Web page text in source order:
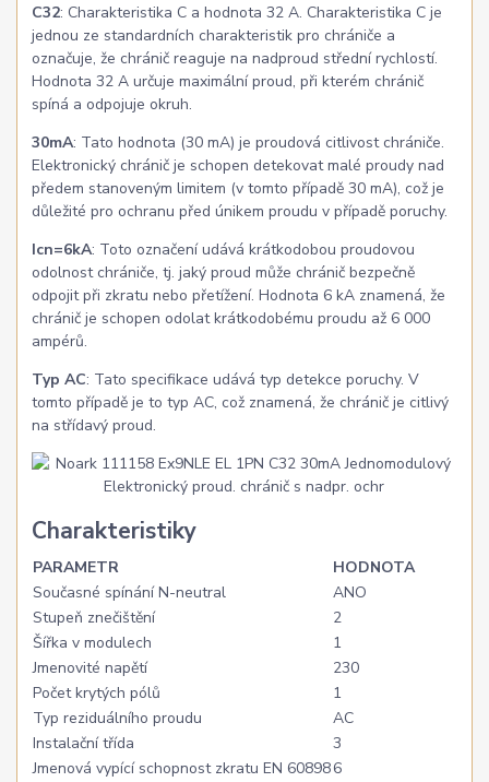
C32: Charakteristika C a hodnota 32 A. Charakteristika C je
jednou ze standardních charakteristik pro chrániče a
označuje, že chránič reaguje na nadproud střední rychlostí.
Hodnota 32 A určuje maximální proud, při kterém chránič
spíná a odpojuje okruh.
30mA: Tato hodnota (30 mA) je proudová citlivost chrániče.
Elektronický chránič je schopen detekovat malé proudy nad
předem stanoveným limitem (v tomto případě 30 mA), což je
důležité pro ochranu před únikem proudu v případě poruchy.
Icn=6kA: Toto označení udává krátkodobou proudovou
odolnost chrániče, tj. jaký proud může chránič bezpečně
odpojit při zkratu nebo přetížení. Hodnota 6 kA znamená, že
chránič je schopen odolat krátkodobému proudu až 6 000
ampérů.
Typ AC: Tato specifikace udává typ detekce poruchy. V
tomto případě je to typ AC, což znamená, že chránič je citlivý
na střídavý proud.
Charakteristiky
PARAMETR
HODNOTA
Současné spínání N-neutral
ANO
Stupeň znečištění
2
Šířka v modulech
1
Jmenovité napětí
230
Počet krytých pólů
1
Typ reziduálního proudu
AC
Instalační třída
3
Jmenová vypící schopnost zkratu EN 608986